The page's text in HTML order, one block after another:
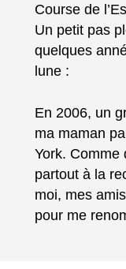
Course de
Un petit pas
quelques
lune :
En 2006, un
ma maman
York. Comme
partout à la
moi, mes
pour me